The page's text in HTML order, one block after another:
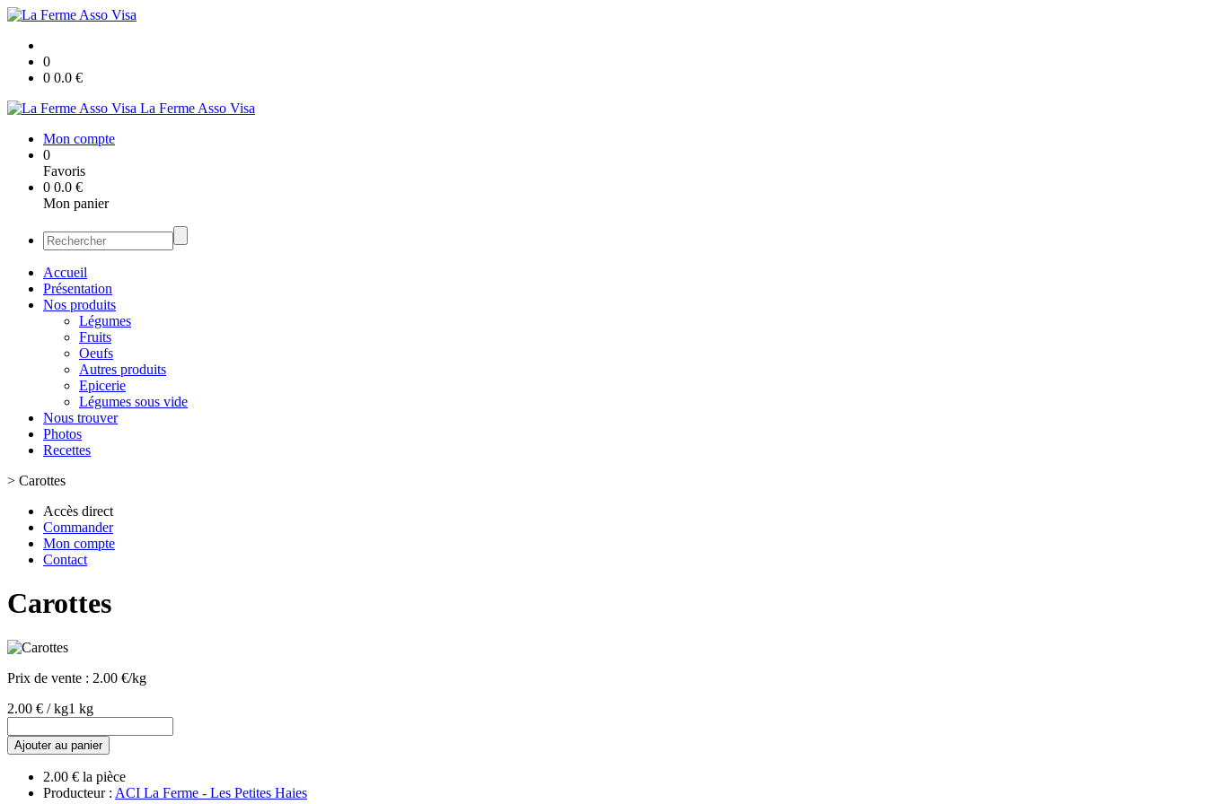
0
0 0.0 €
La Ferme Asso Visa
Mon compte
0
Favoris
0 0.0 €
Mon panier
Accueil
Présentation
Nos produits
Légumes
Fruits
Oeufs
Autres produits
Epicerie
Légumes sous vide
Nous trouver
Photos
Recettes
> Carottes
Accès direct
Commander
Mon compte
Contact
Carottes
Prix de vente : 2.00 €/kg
2.00 € / kg1 kg
Ajouter au panier
2.00 € la pièce
Producteur : ACI La Ferme - Les Petites Haies